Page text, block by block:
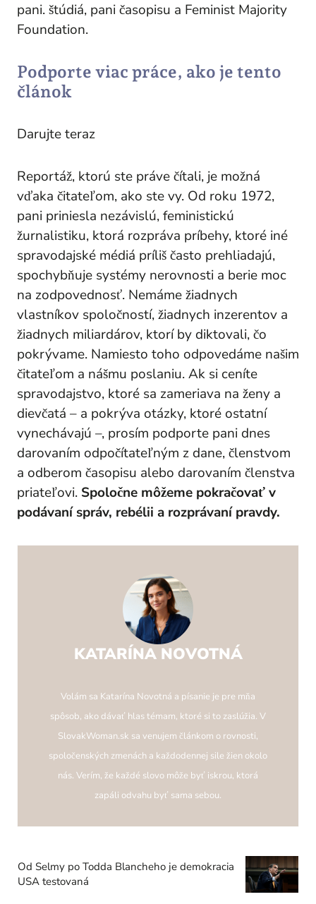
pani. štúdiá, paničasopisu a Feminist Majority
Foundation.
Podporte viac práce, ako je tento
článok
Darujte teraz
Reportáž, ktorú ste práve čítali, je možná
vďaka čitateľom, ako ste vy. Od roku 1972,
pani priniesla nezávislú, feministickú
žurnalistiku, ktorá rozpráva príbehy, ktoré iné
spravodajské médiá príliš často prehliadajú,
spochybňuje systémy nerovnosti a berie moc
na zodpovednosť. Nemáme žiadnych
vlastníkov spoločností, žiadnych inzerentov a
žiadnych miliardárov, ktorí by diktovali, čo
pokrývame. Namiesto toho odpovedáme našim
čitateľom a nášmu poslaniu. Ak si ceníte
spravodajstvo, ktoré sa zameriava na ženy a
dievčatá – a pokrýva otázky, ktoré ostatní
vynechávajú –, prosím podporte pani dnes
darovaním odpočítateľným z dane, členstvom
a odberom časopisu alebo darovaním členstva
priateľovi. Spoločne môžeme pokračovať v
podávaní správ, rebélii a rozprávaní pravdy.
KATARÍNA NOVOTNÁ
Volám sa Katarína Novotná a písanie je pre mňa
spôsob, ako dávať hlas témam, ktoré si to zaslúžia. V
SlovakWoman.sk sa venujem článkom o rovnosti,
spoločenských zmenách a každodennej sile žien okolo
nás. Verím, že každé slovo môže byť iskrou, ktorá
zapáli odvahu byť sama sebou.
Od Selmy po Todda Blancheho je demokracia
USA testovaná